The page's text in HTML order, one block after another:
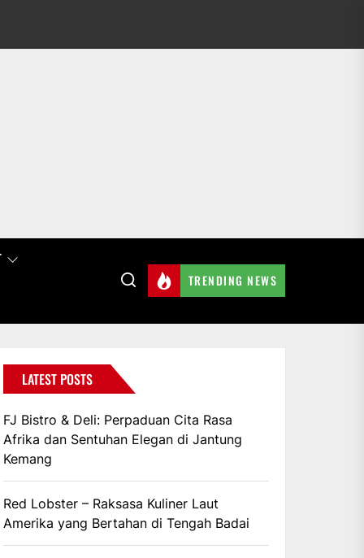
TRENDING NEWS
LATEST POSTS
FJ Bistro & Deli: Perpaduan Cita Rasa
Afrika dan Sentuhan Elegan di Jantung
Kemang
Red Lobster – Raksasa Kuliner Laut
Amerika yang Bertahan di Tengah Badai